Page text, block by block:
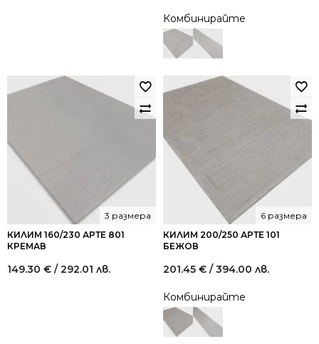
Комбинирайте
КИЛИМ 160/230 АРТЕ 801
КРЕМАВ
3 размера
149.30 € / 292.01 лв.
КИЛИМ 200/250 АРТЕ 101
БЕЖОВ
6 размера
201.45 € / 394.00 лв.
Комбинирайте